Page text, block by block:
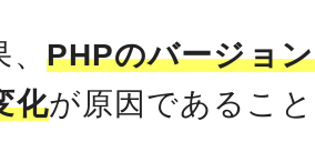
PHPのバージョ
化が原因であるこ